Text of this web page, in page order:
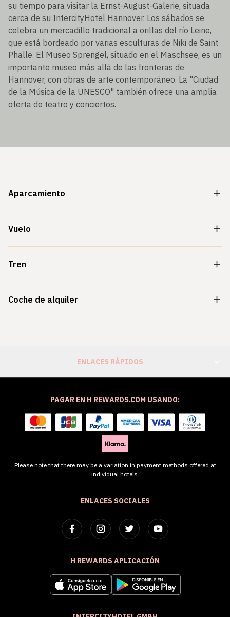
su tiempo para visitar la Ernst-August-Galerie, situada
cerca de su IntercityHotel Hannover. Los sábados se
celebra un mercadillo tradicional a orillas del río Leine,
que está bordeado por varias esculturas de Niki de Saint
Phalle. El Museo Sprengel, situado en el Maschsee, es un
importante museo más allá de las fronteras de
Hannover, con obras de arte contemporáneo. La "Ciudad
de la Música de la UNESCO" también ofrece una amplia
oferta de teatro y conciertos.
Aparcamiento
Vuelo
Tren
Coche de alquiler
ENLACES RÁPIDOS
ENLACES SOCIALES
H REWARDS APLICACIÓN
PAGAR EN H REWARDS.COM USANDO:
Please note that there may be a variation in payment methods offered at
individual hotels.